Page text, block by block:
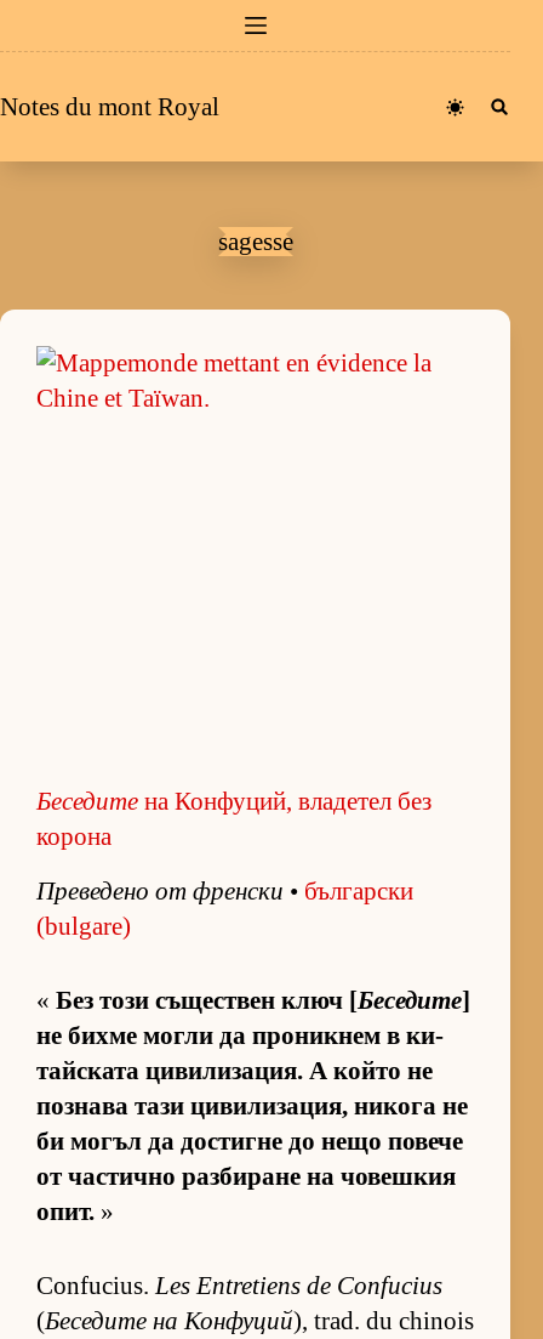
au
Notes du mont Royal
sagesse
Беседите на Конфуций, владетел без
корона
Пре­ве­дено от френ­ски • бъл­гар­ски
(bulgare)
« Без този съ­щес­т­вен ключ [Беседите]
не бихме могли да про­ник­нем в ки­
тайс­ката ци­ви­ли­за­ция. А който не
поз­нава тази ци­ви­ли­за­ция, ни­кога не
би мо­гъл да дос­тигне до нещо по­вече
от час­тично раз­би­ране на чо­веш­кия
опит. »
Confucius. Les Entretiens de Confucius
(Бе­се­дите на Кон­фу­ций), trad. du chinois